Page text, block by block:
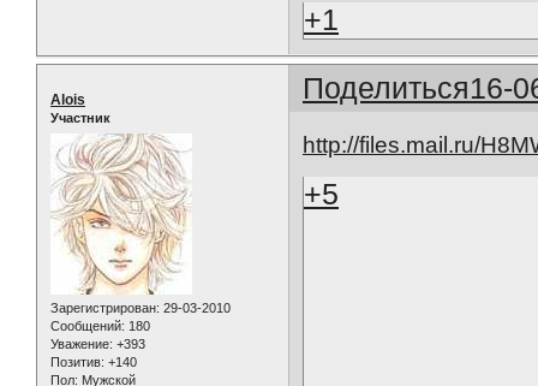
+1
Поделиться16-
Alois
Участник
Зарегистрирован: 29-03-2010
Сообщений: 180
Уважение: +393
Позитив: +140
Пол: Мужской
http://files.mail.ru/
+5